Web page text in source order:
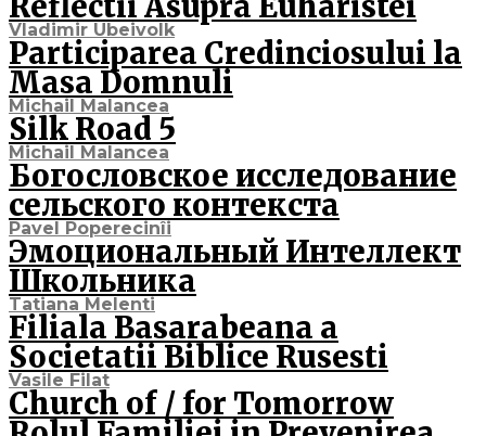
Vladimir Ubeivolk
Participarea Credinciosului la
Masa Domnuli
Michail Malancea
Silk Road 5
Michail Malancea
Богословское исследование
сельского контекста
Pavel Poperecinîi
Эмоциональный Интеллект
Школьника
Tatiana Melenti
Filiala Basarabeana a
Societatii Biblice Rusesti
Vasile Filat
Church of / for Tomorrow